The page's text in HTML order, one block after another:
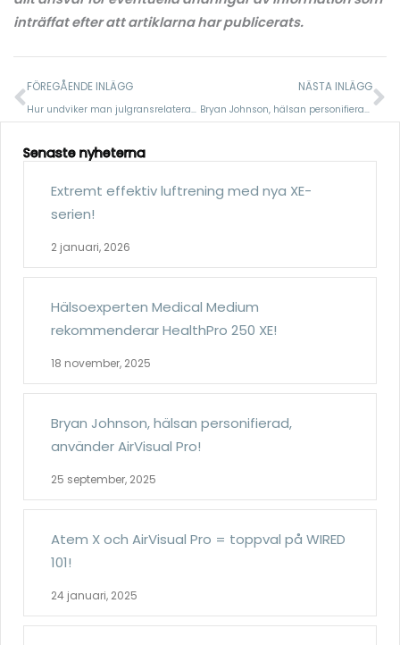
inträffat efter att artiklarna har publicerats.
Föregående
FÖREGÅENDE INLÄGG
Hur undviker man julgransrelaterade allergibesvär?
NÄSTA INLÄGG
Bryan Johnson, hälsan personifierad, använder AirVisual Pro!
Senaste nyheterna
Extremt effektiv luftrening med nya XE-
serien!
2 januari, 2026
Hälsoexperten Medical Medium
rekommenderar HealthPro 250 XE!
18 november, 2025
Bryan Johnson, hälsan personifierad,
använder AirVisual Pro!
25 september, 2025
Atem X och AirVisual Pro = toppval på WIRED
101!
24 januari, 2025